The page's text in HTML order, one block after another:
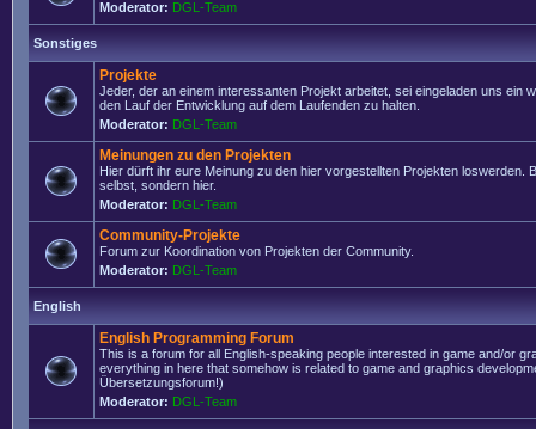
Moderator: DGL-Team
Sonstiges
Projekte
Jeder, der an einem interessanten Projekt arbeitet, sei eingeladen uns ein
den Lauf der Entwicklung auf dem Laufenden zu halten.
Moderator: DGL-Team
Meinungen zu den Projekten
Hier dürft ihr eure Meinung zu den hier vorgestellten Projekten loswerden.
selbst, sondern hier.
Moderator: DGL-Team
Community-Projekte
Forum zur Koordination von Projekten der Community.
Moderator: DGL-Team
English
English Programming Forum
This is a forum for all English-speaking people interested in game and/or
everything in here that somehow is related to game and graphics
Übersetzungsforum!)
Moderator: DGL-Team